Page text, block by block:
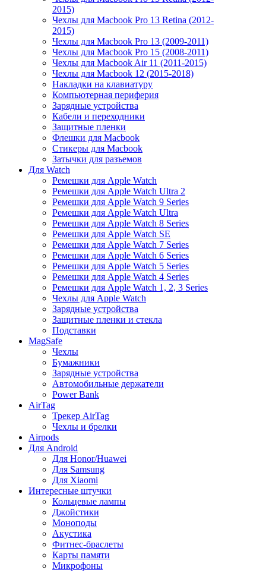
2015)
Чехлы для Macbook Pro 13 Retina (2012-
2015)
Чехлы для Macbook Pro 13 (2009-2011)
Чехлы для Macbook Pro 15 (2008-2011)
Чехлы для Macbook Air 11 (2011-2015)
Чехлы для Macbook 12 (2015-2018)
Накладки на клавиатуру
Компьютерная периферия
Зарядные устройства
Кабели и переходники
Защитные пленки
Флешки для Macbook
Стикеры для Macbook
Затычки для разъемов
Для Watch
Ремешки для Apple Watch
Ремешки для Apple Watch Ultra 2
Ремешки для Apple Watch 9 Series
Ремешки для Apple Watch Ultra
Ремешки для Apple Watch 8 Series
Ремешки для Apple Watch SE
Ремешки для Apple Watch 7 Series
Ремешки для Apple Watch 6 Series
Ремешки для Apple Watch 5 Series
Ремешки для Apple Watch 4 Series
Ремешки для Apple Watch 1, 2, 3 Series
Чехлы для Apple Watch
Зарядные устройства
Защитные пленки и стекла
Подставки
MagSafe
Чехлы
Бумажники
Зарядные устройства
Автомобильные держатели
Power Bank
AirTag
Трекер AirTag
Чехлы и брелки
Airpods
Для Android
Для Honor/Huawei
Для Samsung
Для Xiaomi
Интересные штучки
Кольцевые лампы
Джойстики
Моноподы
Акустика
Фитнес-браслеты
Карты памяти
Микрофоны